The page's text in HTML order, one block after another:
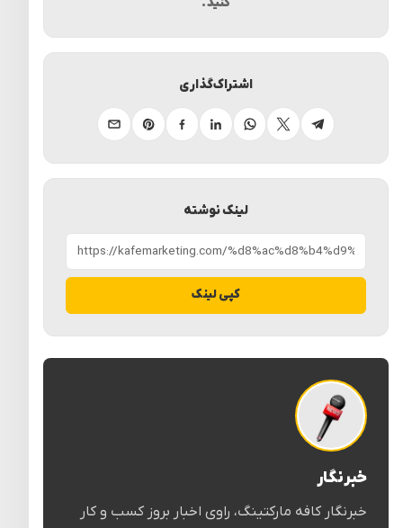
لینک نوشته
کپی لینک
اشتراک‌گذاری
تلگرام ایکسواتساپلینکدینفیسبوکپینترستایمیل
خبرنگار
خبرنگار کافه مارکتینگ، راوی اخبار بروز کسب و کار